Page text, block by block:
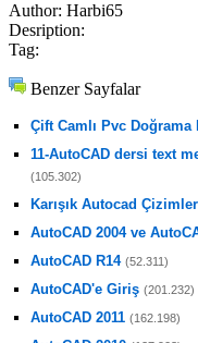
Author: Harbi65
Desription:
Tag:
Benzer Sayfalar
Çift Camlı Pvc Doğrama
11-AutoCAD dersi text
(105.302)
Karışık Autocad
AutoCAD 2004 ve
AutoCAD R14 (52.311)
AutoCAD'e Giriş (201.232)
AutoCAD 2011 (162.198)